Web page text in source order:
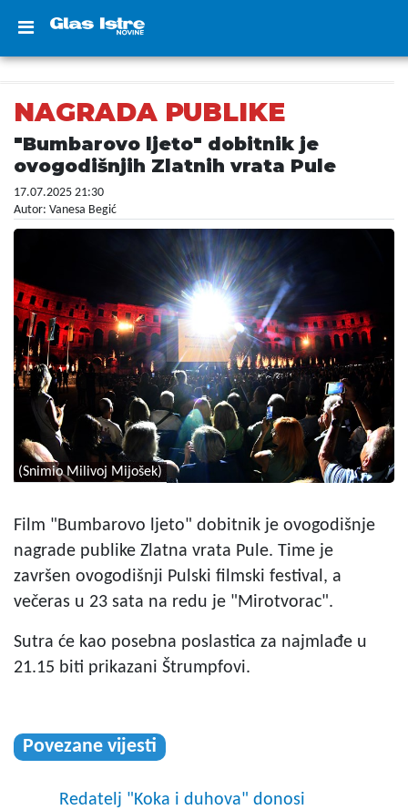
NAGRADA PUBLIKE
"Bumbarovo ljeto" dobitnik je
ovogodišnjih Zlatnih vrata Pule
17.07.2025 21:30
Autor: Vanesa Begić
(Snimio Milivoj Mijošek)
Film "Bumbarovo ljeto" dobitnik je ovogodišnje
nagrade publike Zlatna vrata Pule. Time je
završen ovogodišnji Pulski filmski festival, a
večeras u 23 sata na redu je "Mirotvorac".
Sutra će kao posebna poslastica za najmlađe u
21.15 biti prikazani Štrumpfovi.
Povezane vijesti
Redatelj "Koka i duhova" donosi